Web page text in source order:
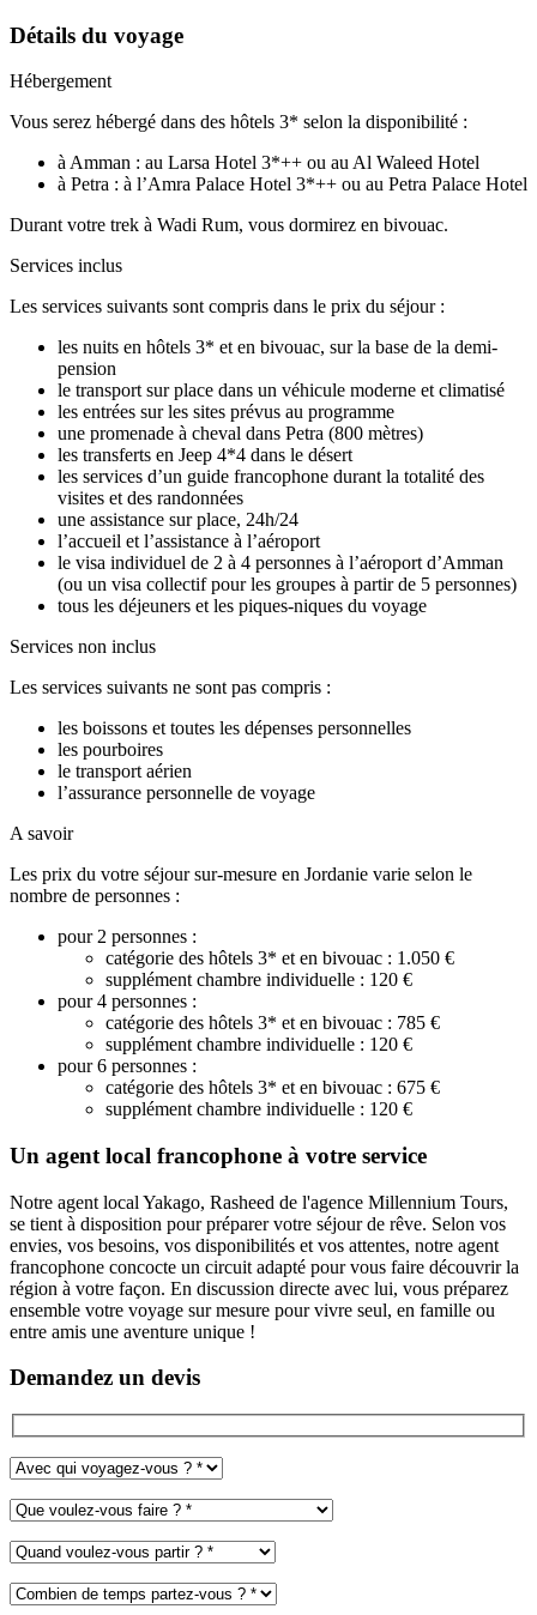
Détails du voyage
Hébergement
Vous serez hébergé dans des hôtels 3* selon la disponibilité :
à Amman : au Larsa Hotel 3*++ ou au Al Waleed Hotel
à Petra : à l’Amra Palace Hotel 3*++ ou au Petra Palace Hotel
Durant votre trek à Wadi Rum, vous dormirez en bivouac.
Services inclus
Les services suivants sont compris dans le prix du séjour :
les nuits en hôtels 3* et en bivouac, sur la base de la demi-
pension
le transport sur place dans un véhicule moderne et climatisé
les entrées sur les sites prévus au programme
une promenade à cheval dans Petra (800 mètres)
les transferts en Jeep 4*4 dans le désert
les services d’un guide francophone durant la totalité des
visites et des randonnées
une assistance sur place, 24h/24
l’accueil et l’assistance à l’aéroport
le visa individuel de 2 à 4 personnes à l’aéroport d’Amman
(ou un visa collectif pour les groupes à partir de 5 personnes)
tous les déjeuners et les piques-niques du voyage
Services non inclus
Les services suivants ne sont pas compris :
les boissons et toutes les dépenses personnelles
les pourboires
le transport aérien
l’assurance personnelle de voyage
A savoir
Les prix du votre séjour sur-mesure en Jordanie varie selon le
nombre de personnes :
pour 2 personnes :
catégorie des hôtels 3* et en bivouac : 1.050 €
supplément chambre individuelle : 120 €
pour 4 personnes :
catégorie des hôtels 3* et en bivouac : 785 €
supplément chambre individuelle : 120 €
pour 6 personnes :
catégorie des hôtels 3* et en bivouac : 675 €
supplément chambre individuelle : 120 €
Un agent local francophone à votre service
Notre agent local Yakago, Rasheed de l'agence Millennium Tours,
se tient à disposition pour préparer votre séjour de rêve. Selon vos
envies, vos besoins, vos disponibilités et vos attentes, notre agent
francophone concocte un circuit adapté pour vous faire découvrir la
région à votre façon. En discussion directe avec lui, vous préparez
ensemble votre voyage sur mesure pour vivre seul, en famille ou
entre amis une aventure unique !
Demandez un devis